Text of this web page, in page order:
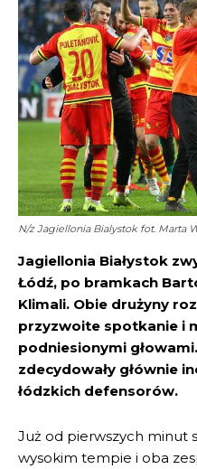
N/z Jagiellonia Bialystok fot. Marta
Jagiellonia Białystok
Łódź, po bramkach
Klimali. Obie drużyny
przyzwoite spotkanie i
podniesionymi
zdecydowały głównie
łódzkich defensorów.
Już od pierwszych minut
wysokim tempie i oba